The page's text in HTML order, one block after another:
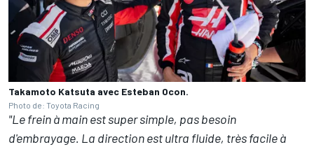
Takamoto Katsuta avec Esteban Ocon.
Photo de: Toyota Racing
"Le frein à main est super simple, pas besoin
d'embrayage. La direction est ultra fluide, très facile à